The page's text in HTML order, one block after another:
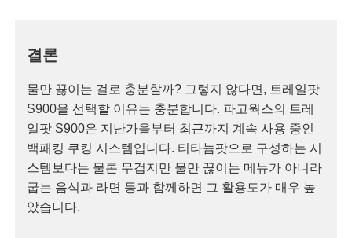
결론
물만 끓이는 걸로 충분할까? 그렇지 않다면, 트레일팟
S900을 선택할 이유는 충분합니다. 파고웍스의 트레
일팟 S900은 지난가을부터 최근까지 계속 사용 중인
백패킹 쿠킹 시스템입니다. 티타늄팟으로 구성하는 시
스템보다는 물론 무겁지만 물만 끊이는 메뉴가 아니라
굽는 음식과 라면 등과 함께하면 그 활용도가 매우 높
았습니다.